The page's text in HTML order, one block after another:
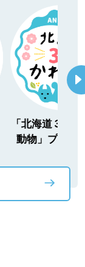
「北海道３大
動物」プロジ